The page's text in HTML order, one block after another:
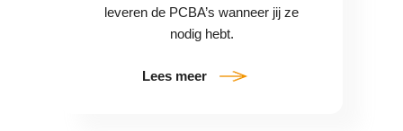
leveren de PCBA’s wanneer jij ze
nodig hebt.
Lees meer